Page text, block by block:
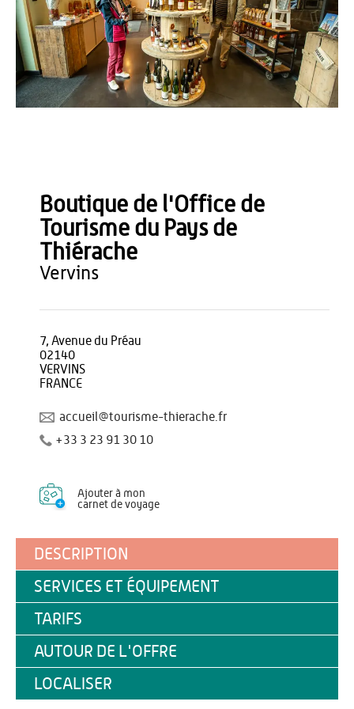
Office de Tourisme du Pays de Thiérache - Loïc Ridou
Boutique de l'Office de
Tourisme du Pays de
Thiérache
vervins
7, Avenue du Préau
02140
VERVINS
FRANCE
accueil@tourisme-thierache.fr
+33 3 23 91 30 10
Ajouter à mon
carnet de voyage
DESCRIPTION
SERVICES ET ÉQUIPEMENT
TARIFS
AUTOUR DE L'OFFRE
LOCALISER